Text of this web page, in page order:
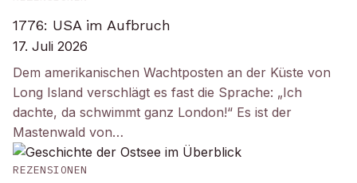
1776: USA im Aufbruch
17. Juli 2026
Dem amerikanischen Wachtposten an der Küste von
Long Island verschlägt es fast die Sprache: „Ich
dachte, da schwimmt ganz London!“ Es ist der
Mastenwald von…
REZENSIONEN